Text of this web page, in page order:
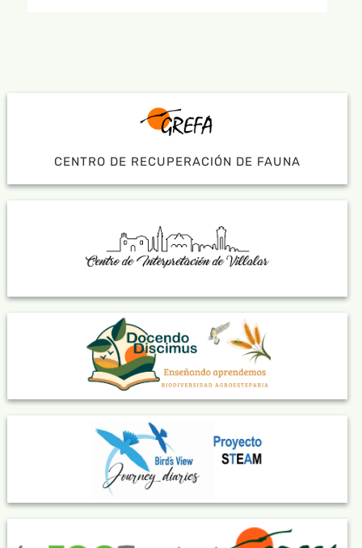
CENTRO DE RECUPERACIÓN DE FAUNA